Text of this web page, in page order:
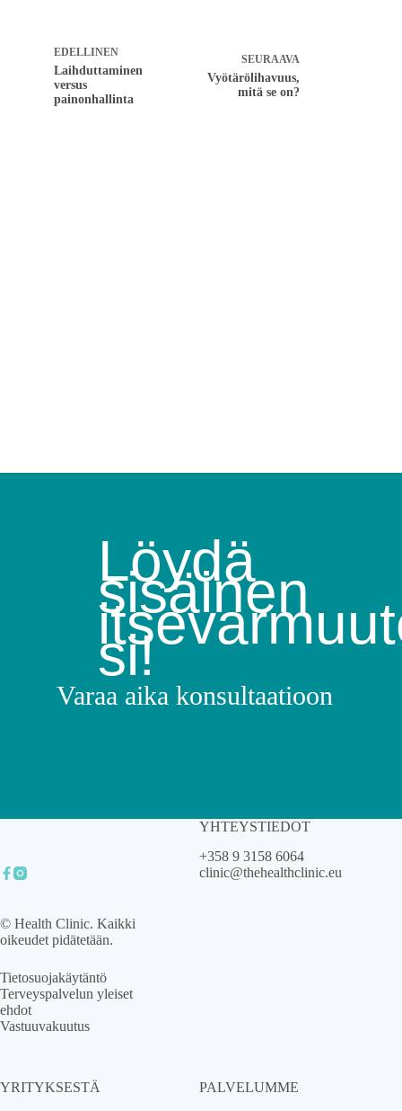
EDELLINEN
Laihduttaminen
versus
painonhallinta
SEURAAVA
Vyötärölihavuus,
mitä se on?
Varaa aika konsultaatioon
Löydä
sisäinen
si!
© Health Clinic. Kaikki
oikeudet pidätetään.
Tietosuojakäytäntö
Terveyspalvelun yleiset
ehdot
Vastuuvakuutus
YHTEYSTIEDOT
+358 9 3158 6064
clinic@thehealthclinic.eu
YRITYKSESTÄ
PALVELUMME